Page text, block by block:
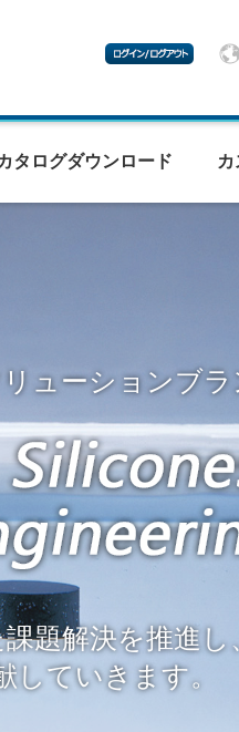
タログダウンロード
ューションブ
題解決を推進し
ていきます。